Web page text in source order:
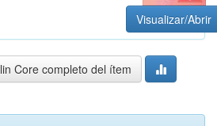
Visualizar/Abrir
Core completo del ítem